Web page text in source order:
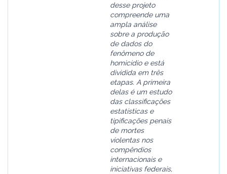
desse projeto
compreende uma
ampla análise
sobre a produção
de dados do
fenômeno de
homicídio e está
dividida em três
etapas. A primeira
delas é um estudo
das classificações
estatísticas e
tipificações penais
de mortes
violentas nos
compêndios
internacionais e
iniciativas federais,